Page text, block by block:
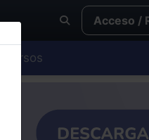
Acceso /
Cursos